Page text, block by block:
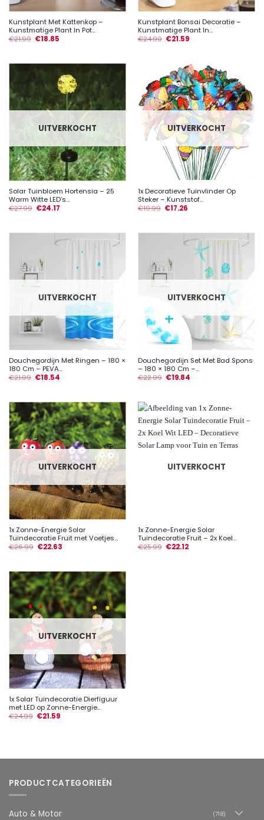
Kunstplant Met Kattenkop –
Kunstmatige Plant In Pot...
€21.99 €18.85
Kunstplant Bonsai Decoratie –
Kunstmatige Plant In...
€24.99 €21.59
UITVERKOCHT
Solar Tuinbloem Hortensia – 25
Warm Witte LED’s...
€27.99 €24.17
UITVERKOCHT
1x Decoratieve Tuinvlinder Op
Steker – Kunststof...
€19.99 €17.26
UITVERKOCHT
Douchegordijn Met Ringen – 180 ×
180 Cm – PEVA...
€21.99 €18.54
UITVERKOCHT
Douchegordijn Set Met Bad Spons
– 180 × 180 Cm –...
€22.99 €19.84
UITVERKOCHT
1x Zonne-Energie Solar
Tuindecoratie Fruit met Voetjes...
€26.99 €22.63
UITVERKOCHT
1x Zonne-Energie Solar
Tuindecoratie Fruit – 2x Koel...
€25.99 €22.12
UITVERKOCHT
1x Solar Tuindecoratie Dierfiguur
met LED op Zonne-Energie...
€24.99 €21.59
PRODUCTCATEGORIEËN
Auto & Motor (718)